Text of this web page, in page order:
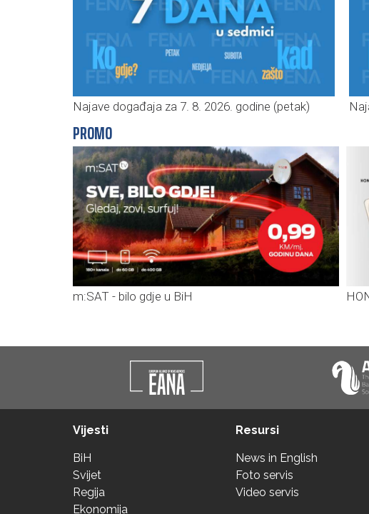
Najave događaja za 7. 8. 2026. godine (petak)
PROMO
m:SAT - bilo gdje u BiH
Vijesti
BiH
Svijet
Regija
Ekonomija
Resursi
News in English
Foto servis
Video servis